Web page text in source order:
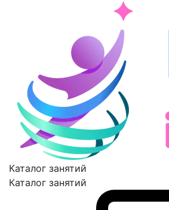
Каталог занятий
Каталог занятий